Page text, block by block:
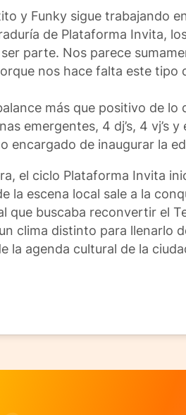
y Funky sigue trabajando
de Plataforma Invita,
parte. Nos parece
nos hace falta este tipo
más que positivo de
emergentes, 4 dj’s, 4 vj’s
encargado de inaugurar la
el ciclo Plataforma Invita
la escena local sale a la
que buscaba reconvertir el
clima distinto para llenarlo
la agenda cultural de la